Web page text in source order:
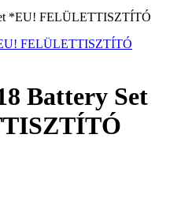
*EU! FELÜLETTISZTÍTÓ
Battery Set